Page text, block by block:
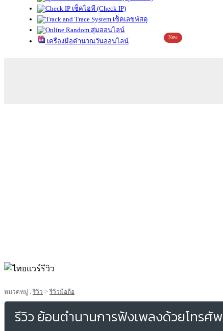
เช็คไอพี (Check IP)
เช็คเลขพัสดุ
สุ่มออนไลน์
เครื่องมือคำนวณวันออนไลน์
New
หมวดหมู่ :รีวิว >รีวิวมือถือ
รีวิว ย้อนตำนานการฟังเพลงด้วยโทรศั